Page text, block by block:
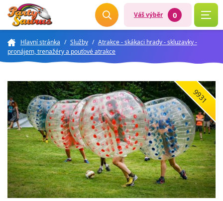
Váš výběr 0
Hlavní stránka / Služby / Atrakce - skákaci hrady - skluzavky -
pronájem, trenažéry a pouťové atrakce
9931